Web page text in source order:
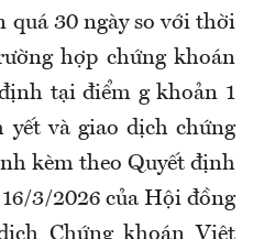
quá 30 ngày so với thời
hợp chứng khoán
tại điểm g khoản 1
yết và giao dịch chứng
kèm theo Quyết định
3/2026 của Hội đồng
Chứng khoán Việt